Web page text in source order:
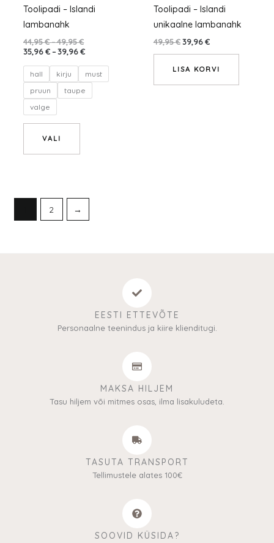
Toolipadi – Islandi
lambanahk
44,95€–49,95€
35,96€ –39,96€
hall kirju
must
pruun
taupe
valge
VALI
tootelehel.
Toolipadi – Islandi
unikaalne lambanahk
49,95€ 39,96€
LISA KORVI
2 →
EESTI ETTEVÕTE
Personaalne teenindus ja kiire klienditugi.
MAKSA HILJEM
Tasu hiljem või mitmes osas, ilma lisakuludeta.
TASUTA TRANSPORT
Tellimustele alates 100€
SOOVID KÜSIDA?